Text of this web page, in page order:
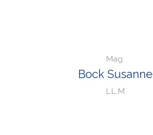
Mag.
Bock Susanne
LL.M